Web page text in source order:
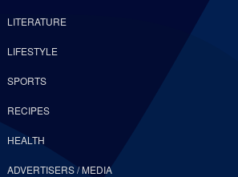
LITERATURE
LIFESTYLE
SPORTS
RECIPES
HEALTH
ADVERTISERS / MEDIA